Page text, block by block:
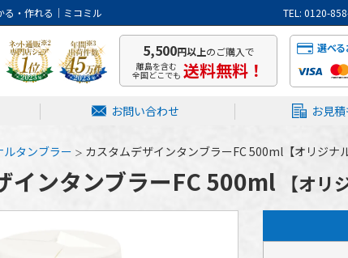
る・作れる｜ミコミル TEL: 0120-
5,500円以上のご購入で
離島を含む
全国どこでも 送料無料！
選べる
お問い合わせ お見積
ルタンブラー カスタムデザインタンブラーFC 500ml【オリジナ
インタンブラーFC 500ml 【オリ